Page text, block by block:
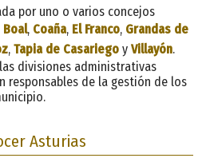
por uno o varios concejos
Boal, Coaña, El Franco, Grandas de
, Tapia de Casariego y Villayón.
divisiones administrativas
responsables de la gestión de los
Asturias